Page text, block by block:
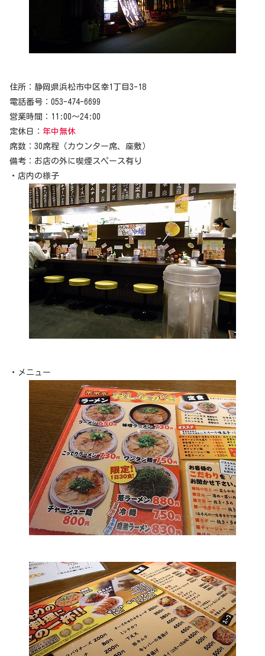
住所：静岡県浜松市中区幸1丁目3-18
電話番号：053-474-6699
営業時間：11:00～24:00
定休日： 年中無休
席数：30席程（カウンター席、座敷）
備考：お店の外に喫煙スペース有り
・店内の様子
・メニュー